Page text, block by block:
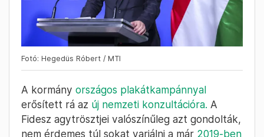
Fotó: Hegedüs Róbert / MTI
A kormány országos plakátkampánnyal
erősített rá az új nemzeti konzultációra. A
Fidesz agytrösztjei valószínűleg azt gondolták,
nem érdemes túl sokat variálni a már 2019-ben